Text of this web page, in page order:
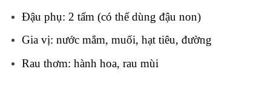
Đậu phụ: 2 tấm (có thể dùng đậu non)
Gia vị: nước mắm, muối, hạt tiêu, đường
Rau thơm: hành hoa, rau mùi